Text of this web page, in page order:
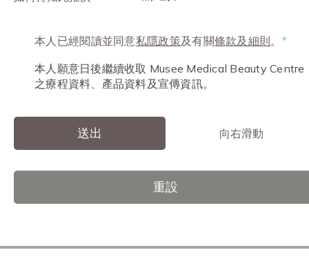
本人已經閱讀並同意私隱政策及有關條款及細則。 *
本人願意日後繼續收取 Musee Medical Beauty Centre
之療程資料、產品資料及宣傳資訊。
送出 向右滑動
重設